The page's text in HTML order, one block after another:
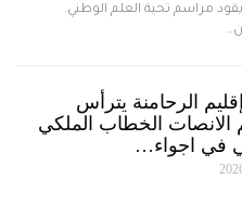
مراسم تحية العلم الوطني.
الرحامنة يترأس
الخطاب الملكي
في اجواء…